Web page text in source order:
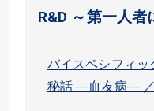
R&D ～第一人者
バイスペシフィッ
秘話 ―血友病―